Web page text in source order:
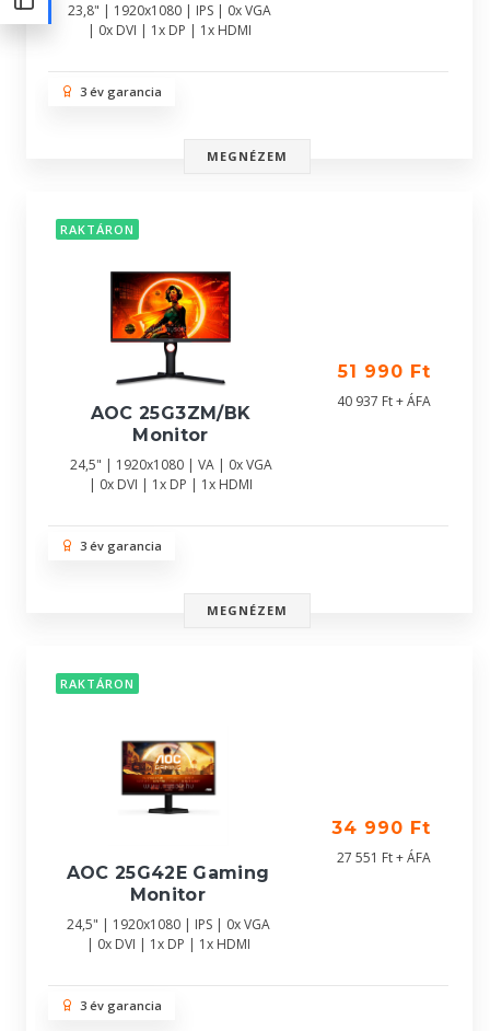
23,8" | 1920x1080 | IPS | 0x VGA
| 0x DVI | 1x DP | 1x HDMI
3 év garancia
MEGNÉZEM
RAKTÁRON
AOC 25G3ZM/BK
Monitor
24,5" | 1920x1080 | VA | 0x VGA
| 0x DVI | 1x DP | 1x HDMI
51 990 Ft
40 937 Ft + ÁFA
3 év garancia
MEGNÉZEM
RAKTÁRON
AOC 25G42E Gaming
Monitor
24,5" | 1920x1080 | IPS | 0x VGA
| 0x DVI | 1x DP | 1x HDMI
34 990 Ft
27 551 Ft + ÁFA
3 év garancia